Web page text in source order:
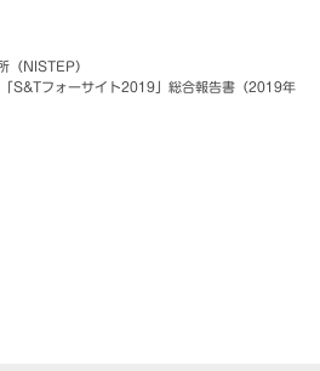
（NISTEP）
S&Tフォーサイト2019」総合報告書（2019年